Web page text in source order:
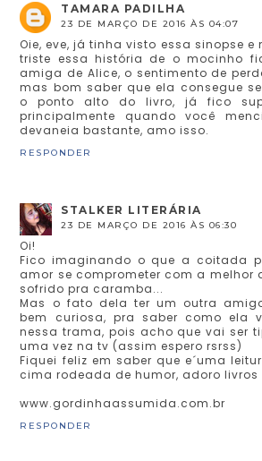
TAMARA PADILHA
23 DE MARÇO DE 2016 ÀS 04:07
Oie, eve, já tinha visto essa sinopse e
triste essa história de o mocinho
amiga de Alice, o sentimento de
mas bom saber que ela consegue
o ponto alto do livro, já fico
principalmente quando você
devaneia bastante, amo isso.
RESPONDER
STALKER LITERÁRIA
23 DE MARÇO DE 2016 ÀS 06:30
Oi!
Fico imaginando o que a coitada
amor se comprometer com a melhor
sofrido pra caramba...
Mas o fato dela ter um outra
bem curiosa, pra saber como ela
nessa trama, pois acho que vai ser
uma vez na tv (assim espero rsrss)
Fiquei feliz em saber que e´uma
cima rodeada de humor, adoro livros
www.gordinhaassumida.com.br
RESPONDER